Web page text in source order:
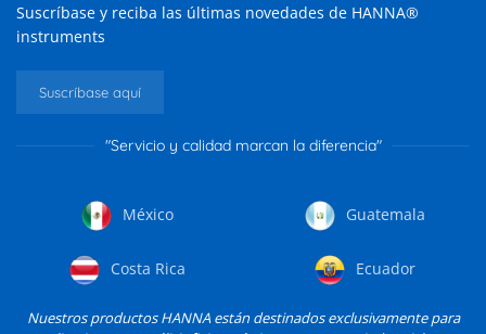
Suscríbase y reciba las últimas novedades de HANNA®
instruments
Suscríbase aquí
"Servicio y calidad marcan la diferencia"
México Guatemala
Costa Rica Ecuador
Nuestros productos HANNA están destinados exclusivamente para